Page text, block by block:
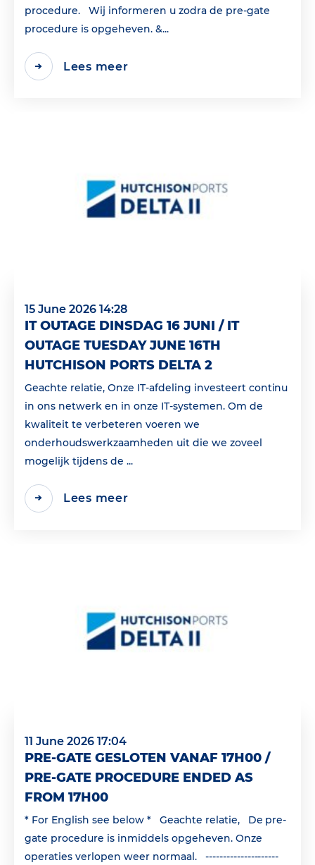
procedure. Wij informeren u zodra de pre-gate
procedure is opgeheven. &...
Lees meer
15 June 2026 14:28
IT OUTAGE DINSDAG 16 JUNI / IT
OUTAGE TUESDAY JUNE 16TH
HUTCHISON PORTS DELTA 2
Geachte relatie, Onze IT-afdeling investeert continu
in ons netwerk en in onze IT-systemen. Om de
kwaliteit te verbeteren voeren we
onderhoudswerkzaamheden uit die we zoveel
mogelijk tijdens de ...
Lees meer
11 June 2026 17:04
PRE-GATE GESLOTEN VANAF 17H00 /
PRE-GATE PROCEDURE ENDED AS
FROM 17H00
* For English see below * Geachte relatie, De pre-
gate procedure is inmiddels opgeheven. Onze
operaties verlopen weer normaal. ---------------------